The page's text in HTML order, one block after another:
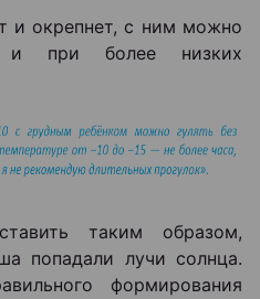
и окрепнет, с ним можно
и при более низких
таким образом,
попадали лучи солнца.
формирования